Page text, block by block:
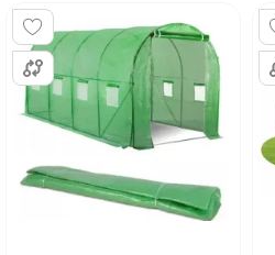
убыванию